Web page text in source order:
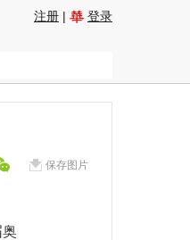
注册 | 登录
保存图片